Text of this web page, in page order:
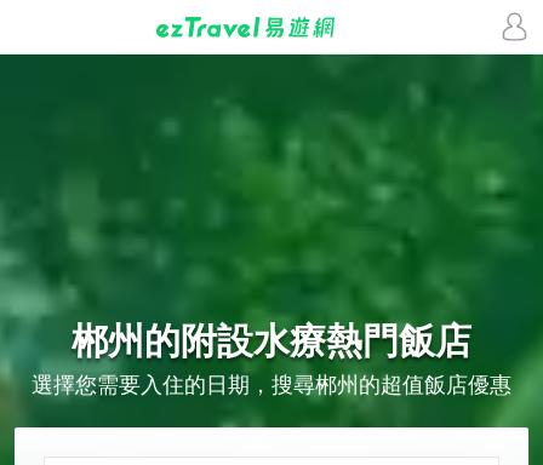
郴州的附設水療熱門飯店
選擇您需要入住的日期，搜尋郴州的超值飯店優惠